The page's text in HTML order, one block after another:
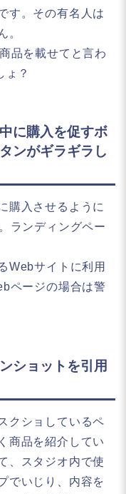
す。その有名人は
。
品を載せてと言わ
ょ？
に購入を促すボ
ンがギラギラし
購入させるように
ランディングペー
Webサイトに利用
ページの場合は警
ショットを引用
クショしているペ
商品を紹介してい
、スタジオ内で使
でいじり、内容を